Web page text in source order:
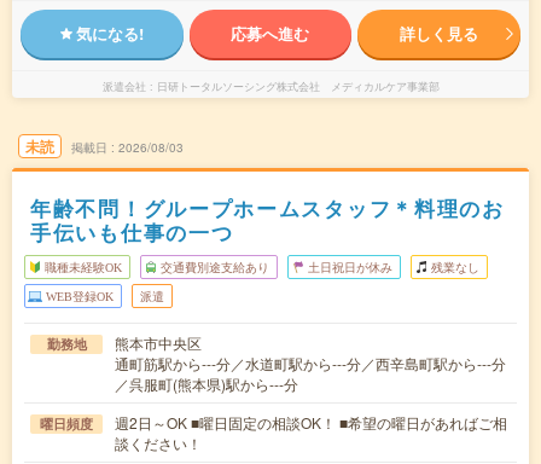
気になる! 応募へ進む 詳しく見る
派遣会社 日研トータルソーシング株式会社 メディカルケア事業部
未読 掲載日 2026/08/03
年齢不問！グループホームスタッフ＊料理のお
手伝いも仕事の一つ
職種未経験OK 交通費別途支給あり 土日祝日が休み 残業なし
WEB登録OK 派遣
勤務地
熊本市中央区
通町筋駅から---分／水道町駅から---分／西辛島町駅から---分
／呉服町(熊本県)駅から---分
曜日頻度
週2日～OK ■曜日固定の相談OK！ ■希望の曜日があればご相
談ください！